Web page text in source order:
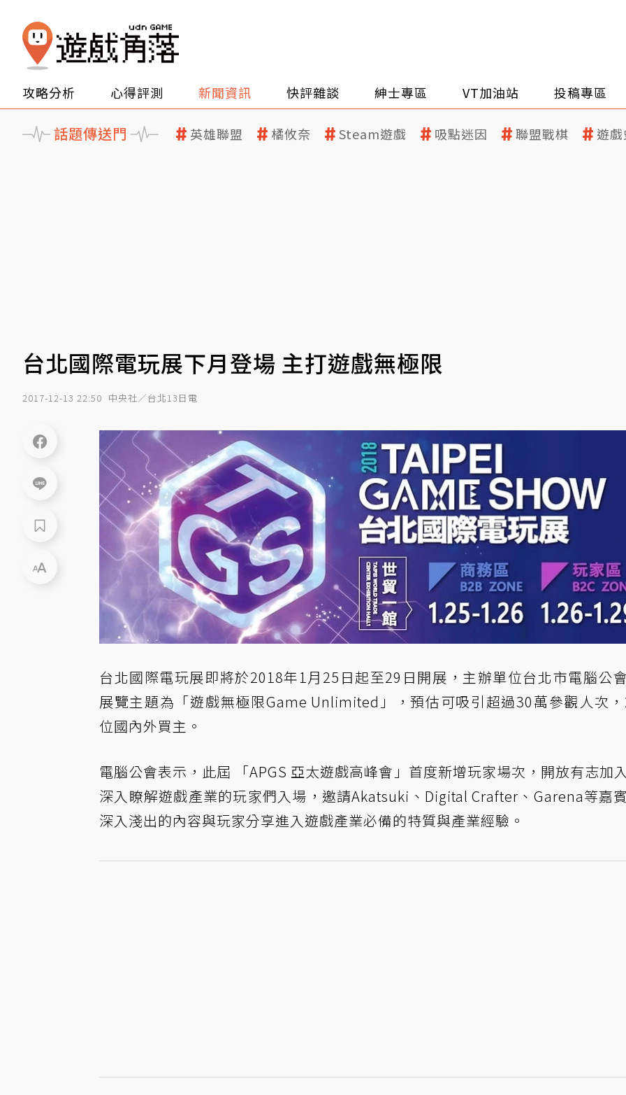
攻略分析 心得評測 新聞資訊 快評雜談 紳士專區 VT加油站 投稿專區
話題傳送門 英雄聯盟 橘攸奈 Steam遊戲 吸點迷因 聯盟戰棋 遊
台北國際電玩展下月登場 主打遊戲無極限
2017-12-13 22:50 中央社／台北13日電
台北國際電玩展即將於2018年1月25日起至29日開展，主辦單位台北市電腦公
展覽主題為「遊戲無極限Game Unlimited」，預估可吸引超過30萬參觀人次
位國內外買主。
電腦公會表示，此屆 「APGS 亞太遊戲高峰會」首度新增玩家場次，開放有志加
深入瞭解遊戲產業的玩家們入場，邀請Akatsuki、Digital Crafter、Garena等嘉
深入淺出的內容與玩家分享進入遊戲產業必備的特質與產業經驗。